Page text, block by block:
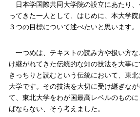
日本学国際共同大学院の設立にあたり
ってきた一人として、はじめに、本大学
３つの目標について述べたいと思います。
一つめは、テキストの読み方や扱い方
け継がれてきた伝統的な知の技法を大事
きっちりと読むという伝統において、東
大学です。その技法を大切に受け継ぎな
て、東北大学をわが国最高レベルのもの
ばならない、そう考えました。